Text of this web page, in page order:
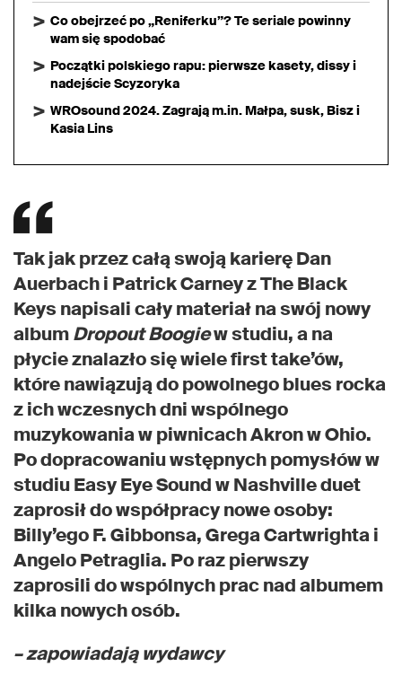
Co obejrzeć po „Reniferku”? Te seriale powinny
wam się spodobać
Początki polskiego rapu: pierwsze kasety, dissy i
nadejście Scyzoryka
WROsound 2024. Zagrają m.in. Małpa, susk, Bisz i
Kasia Lins
Tak jak przez całą swoją karierę Dan
Auerbach i Patrick Carney z The Black
Keys napisali cały materiał na swój nowy
albumDropout Boogiew studiu, a na
płycie znalazło się wiele first take’ów,
które nawiązują do powolnego blues rocka
z ich wczesnych dni wspólnego
muzykowania w piwnicach Akron w Ohio.
Po dopracowaniu wstępnych pomysłów w
studiu Easy Eye Sound w Nashville duet
zaprosił do współpracy nowe osoby:
Billy’ego F. Gibbonsa, Grega Cartwrighta i
Angelo Petraglia. Po raz pierwszy
zaprosili do wspólnych prac nad albumem
kilka nowych osób.
– zapowiadają wydawcy